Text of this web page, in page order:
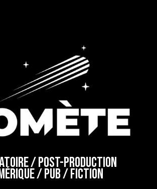
/ Post-production
/ Pub / Fiction